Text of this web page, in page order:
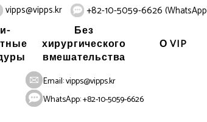
vipps@vipps.kr +82-10-5059-6626
Без
хирургического
вмешательства
О VIP
Email:vipps@vipps.kr
WhatsApp: +82-10-5059-6626